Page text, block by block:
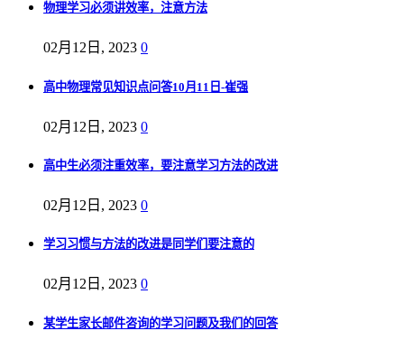
物理学习必须讲效率，注意方法
02月12日, 2023 0
高中物理常见知识点问答10月11日-崔强
02月12日, 2023 0
高中生必须注重效率，要注意学习方法的改进
02月12日, 2023 0
学习习惯与方法的改进是同学们要注意的
02月12日, 2023 0
某学生家长邮件咨询的学习问题及我们的回答